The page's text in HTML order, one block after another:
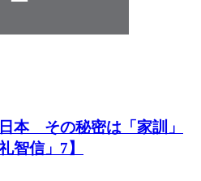
本 その秘密は「家訓」
智信」7】